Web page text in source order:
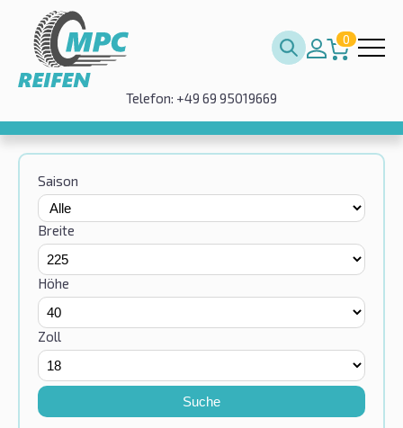
0
Telefon: +49 69 95019669
Saison
Breite
Höhe
Zoll
Suche